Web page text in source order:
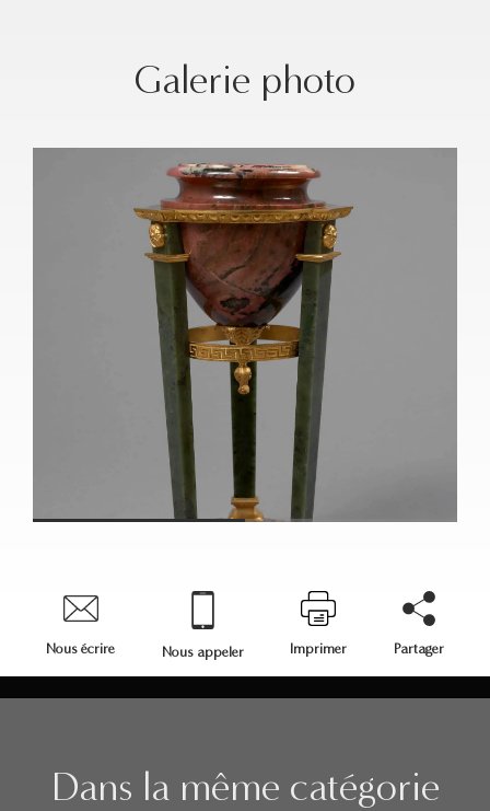
Galerie photo
Nous écrire Nous appeler Imprimer Partager
Dans la même catégorie